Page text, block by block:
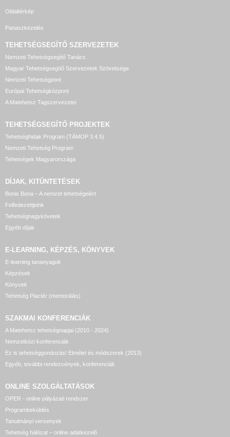
Oldaltérkép
Panaszkezelés
TEHETSÉGSEGÍTŐ SZERVEZETEK
Nemzeti Tehetségsegítő Tanács
Magyar Tehetségsegítő Szervezetek Szövetsége
Nemzeti Tehetségpont
Európai Tehetségközpont
A Matehetsz Tagszervezetei
TEHETSÉGSEGÍTŐ PROJEKTEK
Tehetséghidak Program (TÁMOP 3.4.5)
Nemzeti Tehetség Program
Tehetségek Magyarországa
DÍJAK, KITÜNTETÉSEK
Bonis Bona – A nemzet tehetségeiért
Felfedezettjeink
Tehetségnagykövetek
Egyéb díjak
E-LEARNING, KÉPZÉS, KÖNYVEK
E-learning tananyagok
Képzések
Könyvek
Tehetség Piactér (mentorálás)
SZAKMAI KONFERENCIÁK
A Matehetsz tehetségnapjai (2010 - 2024)
Nemzetközi konferenciák
Ez is tehetséggondozás! Elmélet és módszerek (2013)
Egyéb, további rendezvények, konferenciák
ONLINE SZOLGÁLTATÁSOK
OPER - online pályázati rendszer
Programbeküldés
Tanulmányi versenyek
Tehetség hálózat – online adatkezelő